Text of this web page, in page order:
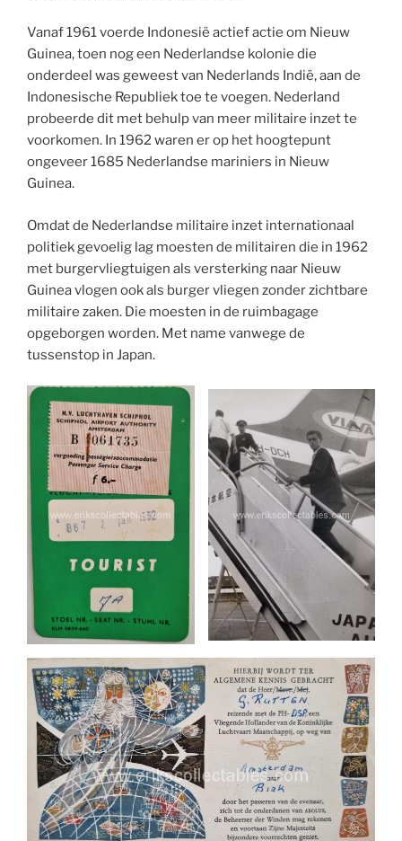
Vanaf 1961 voerde Indonesië actief actie om Nieuw
Guinea, toen nog een Nederlandse kolonie die
onderdeel was geweest van Nederlands Indië, aan de
Indonesische Republiek toe te voegen. Nederland
probeerde dit met behulp van meer militaire inzet te
voorkomen. In 1962 waren er op het hoogtepunt
ongeveer 1685 Nederlandse mariniers in Nieuw
Guinea.
Omdat de Nederlandse militaire inzet internationaal
politiek gevoelig lag moesten de militairen die in 1962
met burgervliegtuigen als versterking naar Nieuw
Guinea vlogen ook als burger vliegen zonder zichtbare
militaire zaken. Die moesten in de ruimbagage
opgeborgen worden. Met name vanwege de
tussenstop in Japan.